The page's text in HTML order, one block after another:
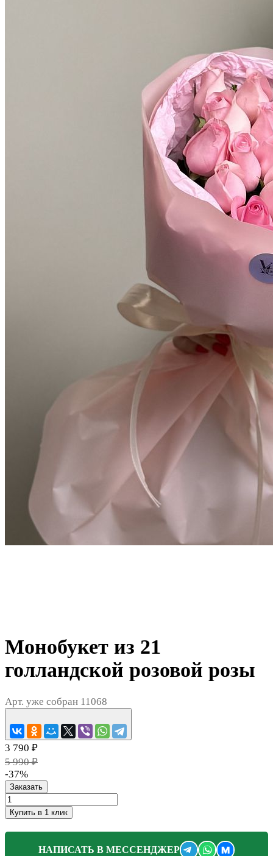
Монобукет из 21
голландской розовой розы
Арт. уже собран 11068
3 790 ₽
5 990 ₽
-37%
Заказать
Купить в 1 клик
НАПИСАТЬ В МЕССЕНДЖЕР M